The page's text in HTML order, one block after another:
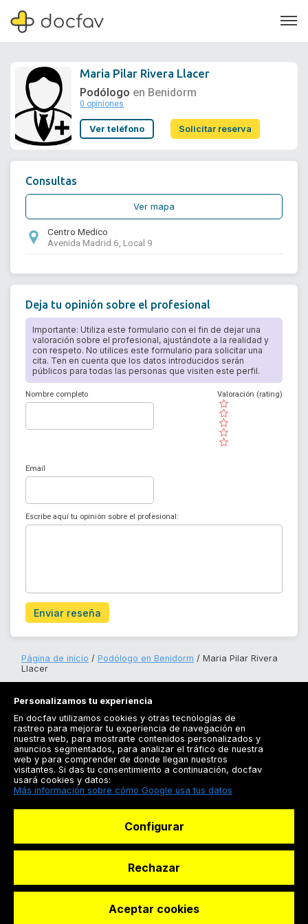
Soporte
Maria Pilar Rivera Llacer
Podólogo en Benidorm
0 opiniones
Ver teléfono Solicitar reserva
Consultas
Ver mapa
Centro Medico
Avenida Madrid 6, Local 9
Deja tu opinión sobre el profesional
Importante: Utiliza este formulario con el fin de dejar una
valoración sobre el profesional, ajustándote a la realidad y
con respeto. No utilices este formulario para solicitar una
cita. Ten en cuenta que los datos introducidos serán
públicos para todas las personas que visiten este perfil.
Nombre completo
( )
( )
( )
( )
( )
Valoración (rating)
Email
Escribe aquí tu opinión sobre el profesional:
Enviar reseña
Página de inicio Podólogo en Benidorm
Maria Pilar Rivera
Llacer
Registrarse
Docfav
© Dashboard Technologies S.L
Personalizamos tu experiencia
En docfav utilizamos cookies y otras tecnologías de
rastreo para mejorar tu experiencia de navegación en
nuestra web, para mostrarte contenidos personalizados y
anuncios segmentados, para analizar el tráfico de nuestra
web y para comprender de donde llegan nuestros
visitantes. Si das tu consentimiento a continuación, docfav
usará cookies y datos:
Más información sobre cómo Google usa tus datos
Configurar
Rechazar
Aceptar cookies